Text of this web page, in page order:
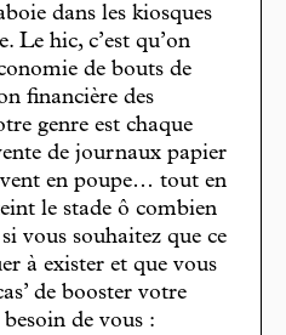
dans les kiosques
Le hic, c’est qu’on
de bouts de
financière des
genre est chaque
de journaux papier
vent en poupe… tout en
le stade ô combien
vous souhaitez que ce
à exister et que vous
de booster votre
de vous :